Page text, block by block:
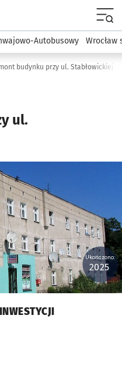
Autobusowy Wrocław
budynku przy ul. Stabłowickiej 16
ul.
Ukończono:
2025